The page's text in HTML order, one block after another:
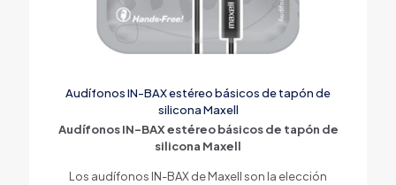
Audífonos IN-BAX estéreo básicos de tapón de
silicona Maxell
Audífonos IN-BAX estéreo básicos de tapón de
silicona Maxell
Los audífonos IN-BAX de Maxell son la elección